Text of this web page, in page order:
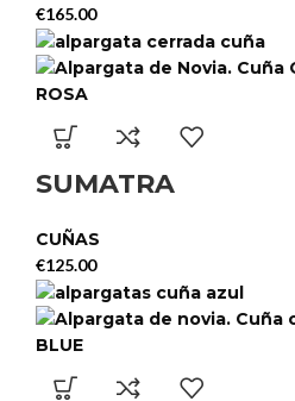
€165.00
SUMATRA
CUÑAS
€125.00